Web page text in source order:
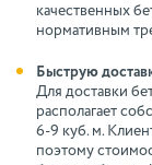
качественных
нормативным
Быструю
Для доставки
располагает
6-9 куб. м.
поэтому